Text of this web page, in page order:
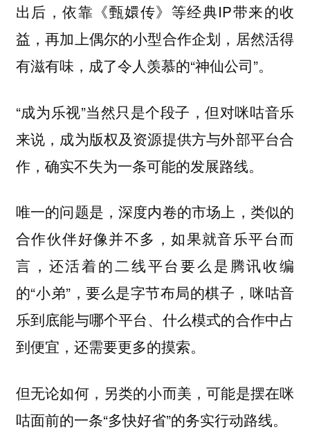
出后，依靠《甄嬛传》等经典IP带来的收
益，再加上偶尔的小型合作企划，居然活得
有滋有味，成了令人羡慕的“神仙公司”。
“成为乐视”当然只是个段子，但对咪咕音乐
来说，成为版权及资源提供方与外部平台合
作，确实不失为一条可能的发展路线。
唯一的问题是，深度内卷的市场上，类似的
合作伙伴好像并不多，如果就音乐平台而
言，还活着的二线平台要么是腾讯收编
的“小弟”，要么是字节布局的棋子，咪咕音
乐到底能与哪个平台、什么模式的合作中占
到便宜，还需要更多的摸索。
但无论如何，另类的小而美，可能是摆在咪
咕面前的一条“多快好省”的务实行动路线。